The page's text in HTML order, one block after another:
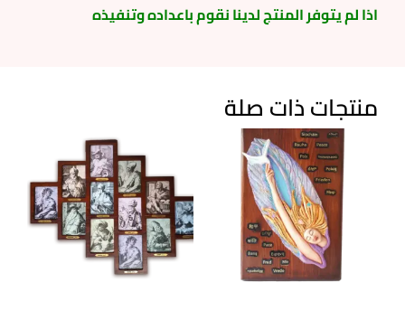
اذا لم يتوفر المنتج لدينا نقوم باعداده وتنفيذه
منتجات ذات صلة